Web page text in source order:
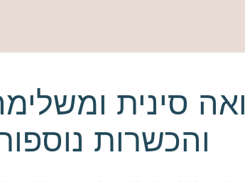
סינית
והכשרות